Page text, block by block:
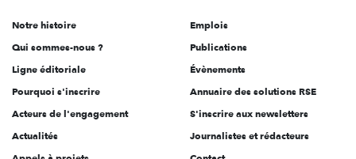
l'engagement
Notre histoire
Qui sommes-nous ?
Ligne éditoriale
Pourquoi s'inscrire
Acteurs de l'engagement
Actualités
Emplois
Publications
Évènements
Annuaire des solutions RSE
S'inscrire aux newsletters
Journalistes et rédacteurs